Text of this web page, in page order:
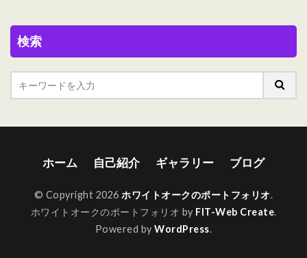
検索
ホーム 自己紹介 ギャラリー ブログ
© Copyright 2026ホワイトオークのポートフォリオ.
ホワイトオークのポートフォリオ by FIT-Web Create.
Powered byWordPress.